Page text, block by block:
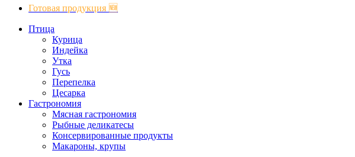
Готовая продукция 🆕
Птица
Курица
Индейка
Утка
Гусь
Перепелка
Цесарка
Гастрономия
Мясная гастрономия
Рыбные деликатесы
Консервированные продукты
Макароны, крупы